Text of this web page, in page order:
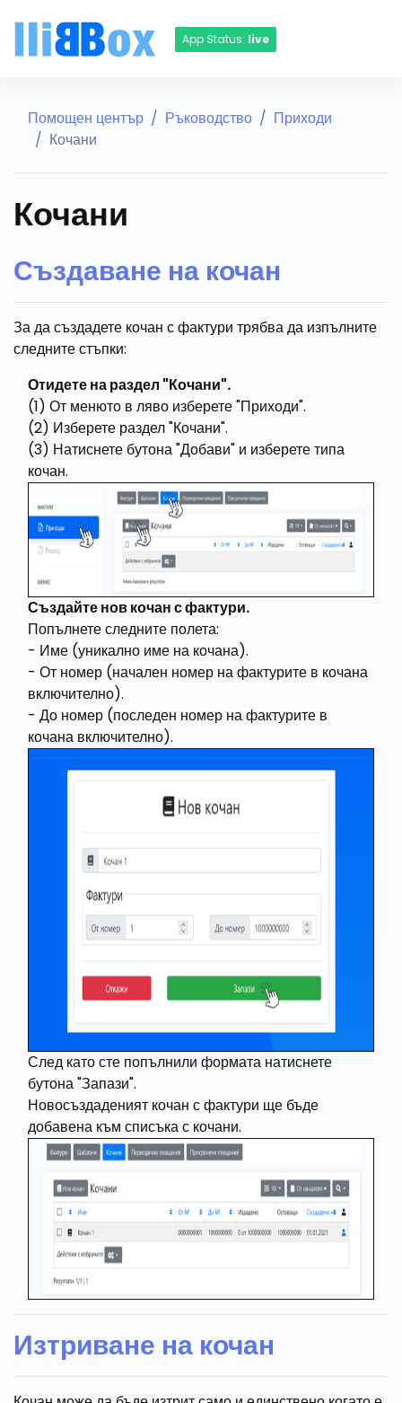
App Status: live
Помощен център Ръководство
Приходи
Кочани
Кочани
Създаване на кочан
За да създадете кочан с фактури трябва да изпълните
следните стъпки:
Отидете на раздел "Кочани".
(1) От менюто в ляво изберете "Приходи".
(2) Изберете раздел "Кочани".
(3) Натиснете бутона "Добави" и изберете типа
кочан.
Създайте нов кочан с фактури.
Попълнете следните полета:
- Име (уникално име на кочана).
- От номер (начален номер на фактурите в кочана
включително).
- До номер (последен номер на фактурите в
кочана включително).
След като сте попълнили формата натиснете
бутона "Запази".
Новосъздаденият кочан с фактури ще бъде
добавена към списъка с кочани.
Изтриване на кочан